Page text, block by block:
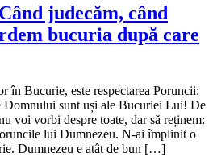
judecăm, când
bucuria după care
în Bucurie, este respectarea Poruncii:
Domnului sunt uși ale Bucuriei Lui! De
voi vorbi despre toate, dar să reținem:
lui Dumnezeu. N-ai împlinit o
Dumnezeu e atât de bun […]